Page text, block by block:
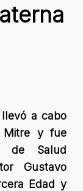
a cabo
Mitre y fue
de Salud
Gustavo
Edad y